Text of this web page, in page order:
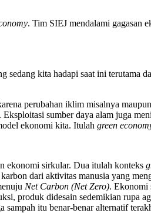
. Tim SIEJ mendalami gagasan
sedang kita hadapi saat ini terutama
perubahan iklim misalnya
sumber daya alam juga
ekonomi kita. Itulah green
ekonomi sirkular. Dua itulah konteks
dari aktivitas manusia yang
Net Carbon (Net Zero). Ekonomi
produk didesain sedemikian rupa
itu benar-benar alternatif